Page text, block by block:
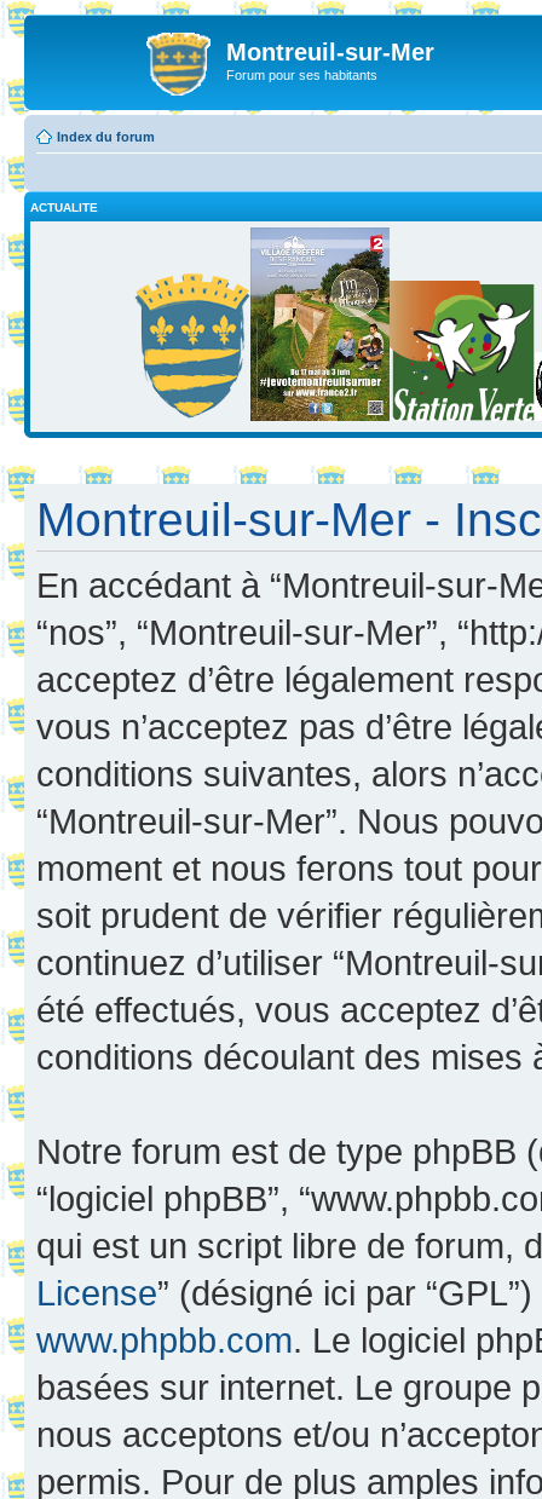
Montreuil-sur-Mer
Forum pour ses habitants
Index du forum
ACTUALITE
Montreuil-sur-Mer -
En accédant à “Montreuil-sur-
“nos”, “Montreuil-sur-Mer”,
acceptez d’être légalement
vous n’acceptez pas d’être
conditions suivantes, alors
“Montreuil-sur-Mer”. Nous
moment et nous ferons tout
soit prudent de vérifier
continuez d’utiliser “Montreuil-
été effectués, vous acceptez
conditions découlant des mises
Notre forum est de type phpBB
“logiciel phpBB”,
qui est un script libre de forum,
License” (désigné ici par
www.phpbb.com. Le logiciel
basées sur internet. Le groupe
nous acceptons et/ou
permis. Pour de plus amples